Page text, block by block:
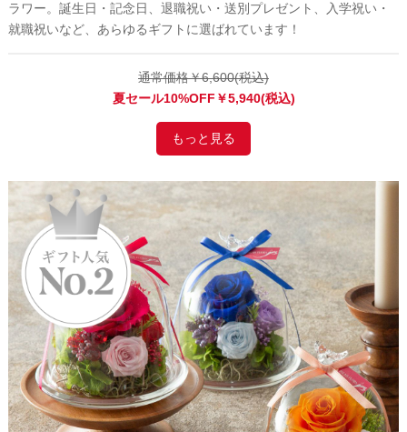
ラワー。誕生日・記念日、退職祝い・送別プレゼント、入学祝い・
就職祝いなど、あらゆるギフトに選ばれています！
通常価格￥6,600(税込)
夏セール10%OFF￥5,940(税込)
もっと見る